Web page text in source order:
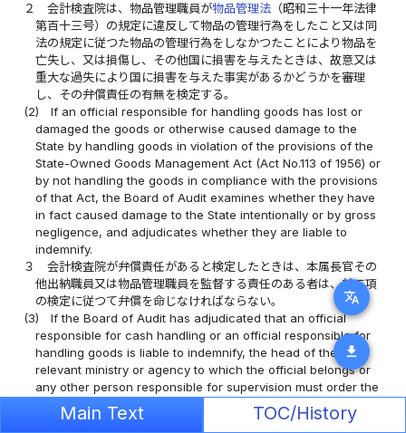
translate
download
２
会計検査院は、物品管理職員が物品管理法 （昭和三十一年法律
第百十三号）の規定に違反して物品の管理行為をしたこと又は同
法の規定に従つた物品の管理行為をしなかつたことにより物品を
亡失し、又は損傷し、その他国に損害を与えたときは、故意又は
重大な過失により国に損害を与えた事実があるかどうかを審理
し、その弁償責任の有無を検定する。
(2)
If an official responsible for handling goods has lost or
damaged the goods or otherwise caused damage to the
State by handling goods in violation of the provisions of the
State-Owned Goods Management Act (Act No.113 of 1956) or
by not handling the goods in compliance with the provisions
of that Act, the Board of Audit examines whether they have
in fact caused damage to the State intentionally or by gross
negligence, and adjudicates whether they are liable to
indemnify.
３
会計検査院が弁償責任があると検定したときは、本属長官その
他出納職員又は物品管理職員を監督する責任のある者は、前二項
の検定に従つて弁償を命じなければならない。
(3)
If the Board of Audit has adjudicated that an official
responsible for cash handling or an official responsible for
handling goods is liable to indemnify, the head of the
relevant ministry or agency to which the official belongs or
any other person responsible for supervision must order the
official to pay the indemnity in accordance with the
adjudication referred to in the preceding two paragraphs.
Main Text TOC/History